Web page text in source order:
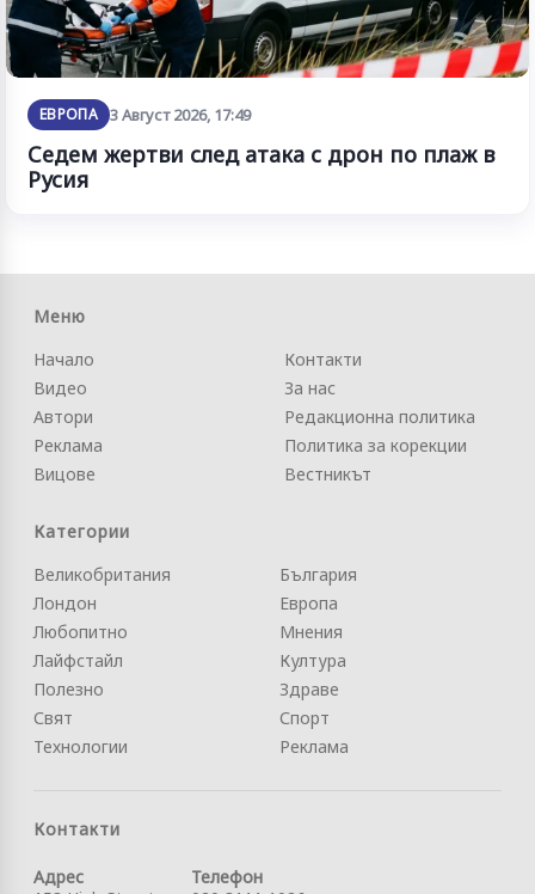
ЕВРОПА 3 Август 2026, 17:49
Седем жертви след атака с дрон по плаж в
Русия
Меню
Начало
Видео
Автори
Реклама
Вицове
Контакти
За нас
Редакционна политика
Политика за корекции
Вестникът
Категории
Великобритания
Лондон
Любопитно
Лайфстайл
Полезно
Свят
Технологии
България
Европа
Мнения
Култура
Здраве
Спорт
Реклама
Контакти
Адрес
Телефон